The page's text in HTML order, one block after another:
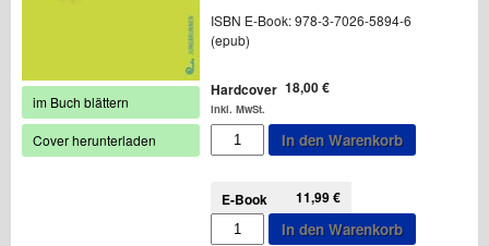
im Buch blättern
Cover herunterladen
ISBN E-Book: 978-3-7026-5894-6
(epub)
Hardcover 18,00€
inkl. MwSt.
Manchmal
dreht
Leben
einfach
In den Warenkorb
E-Book 11,99€
Manchmal
dreht
In den Warenkorb